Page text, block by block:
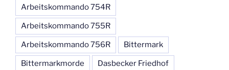
Arbeitskommando 754R
Arbeitskommando 755R
Arbeitskommando 756R Bittermark
Bittermarkmorde Dasbecker Friedhof